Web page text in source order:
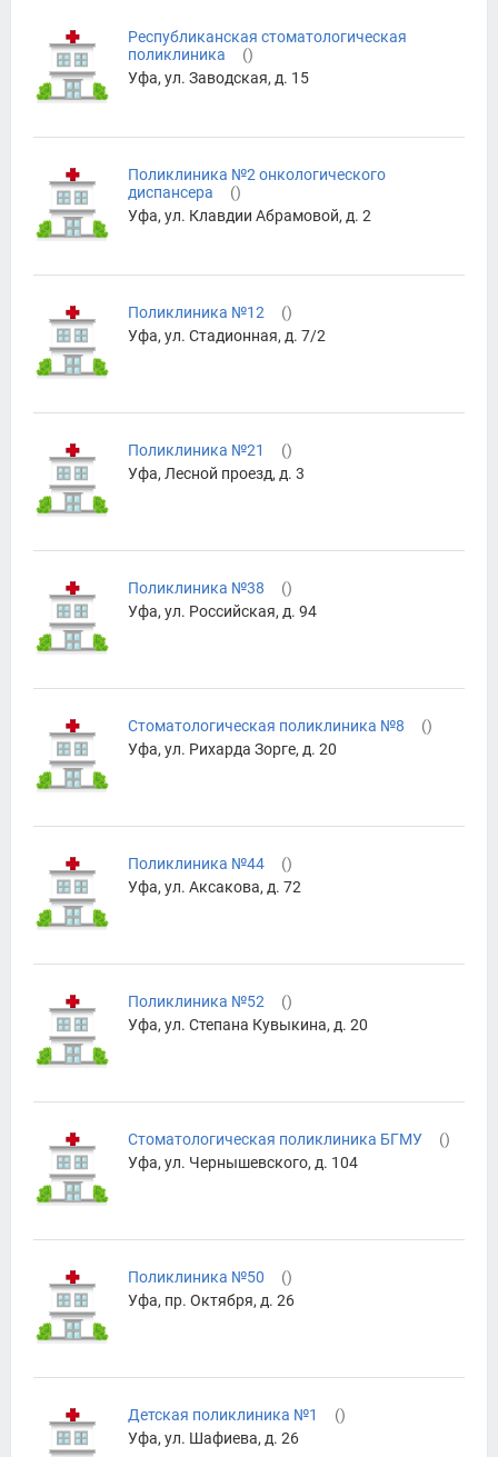
Республиканская стоматологическая
поликлиника
()
Уфа, ул. Заводская, д. 15
Поликлиника №2 онкологического
диспансера
()
Уфа, ул. Клавдии Абрамовой, д. 2
Поликлиника №12 ()
Уфа, ул. Стадионная, д. 7/2
Поликлиника №21 ()
Уфа, Лесной проезд, д. 3
Поликлиника №38 ()
Уфа, ул. Российская, д. 94
Стоматологическая поликлиника №8 ()
Уфа, ул. Рихарда Зорге, д. 20
Поликлиника №44 ()
Уфа, ул. Аксакова, д. 72
Поликлиника №52 ()
Уфа, ул. Степана Кувыкина, д. 20
Стоматологическая поликлиника БГМУ ()
Уфа, ул. Чернышевского, д. 104
Поликлиника №50 ()
Уфа, пр. Октября, д. 26
Детская поликлиника №1 ()
Уфа, ул. Шафиева, д. 26